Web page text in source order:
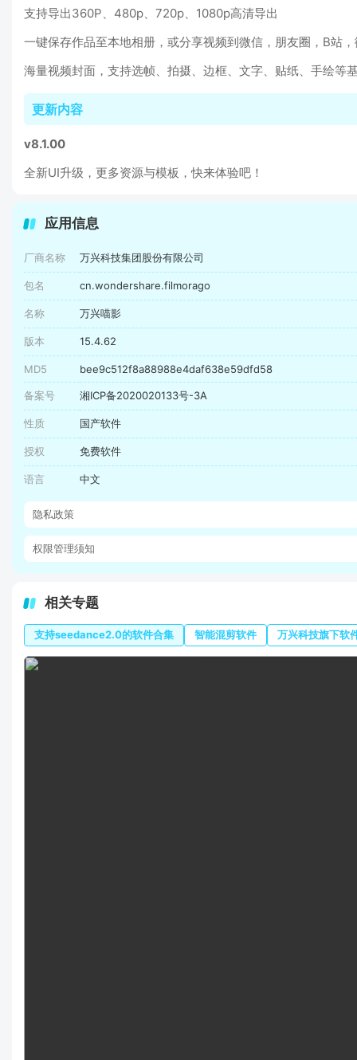
支持导出360P、480p、720p、1080p高清导出
一键保存作品至本地相册，或分享视频到微信，朋友圈，B站
海量视频封面，支持选帧、拍摄、边框、文字、贴纸、手绘等
更新内容
v8.1.00
全新UI升级，更多资源与模板，快来体验吧！
应用信息
厂商名称 万兴科技集团股份有限公司
包名 cn.wondershare.filmorago
名称 万兴喵影
版本 15.4.62
MD5 bee9c512f8a88988e4daf638e59dfd58
备案号 湘ICP备2020020133号-3A
性质 国产软件
授权 免费软件
语言 中文
隐私政策
权限管理须知
相关专题
支持seedance2.0的软件合集 智能混剪软件 万兴科技旗下软